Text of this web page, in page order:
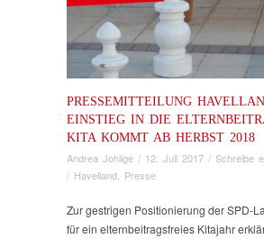
PRESSEMITTEILUNG
EINSTIEG IN DIE
KITA KOMMT AB HERBST 2018
Andrea Johlige / 12. Juli 2017 / Schreibe
/ Havelland, Presse
Zur gestrigen Positionierung der SPD-
für ein elternbeitragsfreies Kitajahr